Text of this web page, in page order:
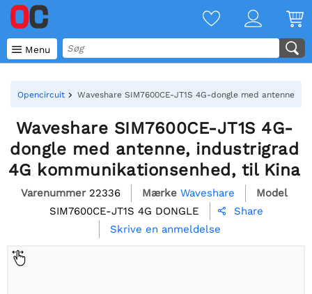
 Menu
Opencircuit Waveshare SIM7600CE-JT1S 4G-dongle med antenne,
Waveshare SIM7600CE-JT1S 4G-
dongle med antenne, industrigrad
4G kommunikationsenhed, til Kina
Varenummer 22336 Mærke Waveshare
Model
SIM7600CE-JT1S 4G DONGLE

Share
Skrive en anmeldelse